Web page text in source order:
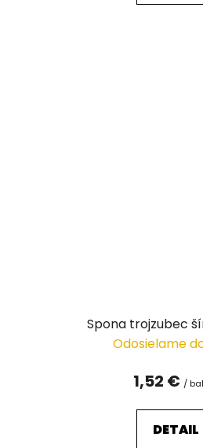
Spona trojzubec
Odosielame
1,52 € /
DETAIL